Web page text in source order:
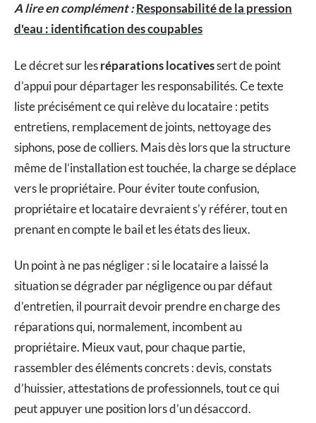
A lire en complément :Responsabilité de la pression
d'eau : identification des coupables
Le décret sur lesréparations locativessert de point
d’appui pour départager les responsabilités. Ce texte
liste précisément ce qui relève du locataire : petits
entretiens, remplacement de joints, nettoyage des
siphons, pose de colliers. Mais dès lors que la structure
même de l’installation est touchée, la charge se déplace
vers le propriétaire. Pour éviter toute confusion,
propriétaire et locataire devraient s’y référer, tout en
prenant en compte le bail et les états des lieux.
Un point à ne pas négliger : si le locataire a laissé la
situation se dégrader par négligence ou par défaut
d’entretien, il pourrait devoir prendre en charge des
réparations qui, normalement, incombent au
propriétaire. Mieux vaut, pour chaque partie,
rassembler des éléments concrets : devis, constats
d’huissier, attestations de professionnels, tout ce qui
peut appuyer une position lors d’un désaccord.